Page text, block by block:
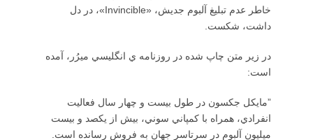
خاطر عدم تبليغ آلبوم جديش، «Invincible»،‌ در دل
داشت، شكست.
در زير متن چاپ شده در روزنامه ي انگليسي ميرُر، آمده
است:
”مايكل جكسون در طول بيست و چهار سال فعاليت
انفرادي، همراه با كمپاني سوني، بيش از يكصد و بيست
ميليون آلبوم در سرتاسر جهان به فروش رسانده است.